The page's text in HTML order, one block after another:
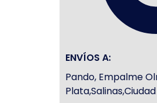
ENVÍOS A:
Pando, Empalme